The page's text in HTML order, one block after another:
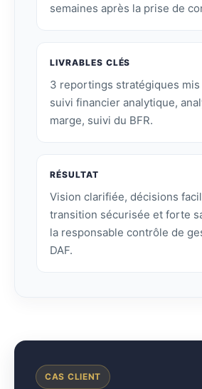
semaines après la prise de
LIVRABLES CLÉS
3 reportings stratégiques mis
suivi financier analytique,
marge, suivi du BFR.
RÉSULTAT
Vision clarifiée, décisions
transition sécurisée et forte
la responsable contrôle de
DAF.
CAS CLIENT